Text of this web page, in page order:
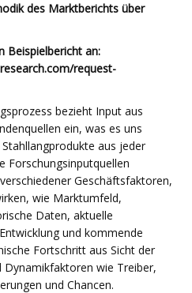
des Marktberichts über
Beispielbericht an:
request-
bezieht Input aus
ein, was es uns
aus jeder
Forschungsinputquellen
Geschäftsfaktoren,
wie Marktumfeld,
Daten, aktuelle
und kommende
Fortschritt aus Sicht der
wie Treiber,
und Chancen.